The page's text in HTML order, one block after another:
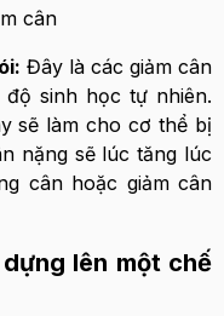
Đây là các giảm cân
sinh học tự nhiên.
sẽ làm cho cơ thể bị
nặng sẽ lúc tăng lúc
cân hoặc giảm cân
lên một chế